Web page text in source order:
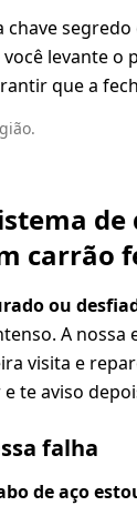
chave
levante o
que a
carrão
ou
A
visita e
te aviso
falha
de aço